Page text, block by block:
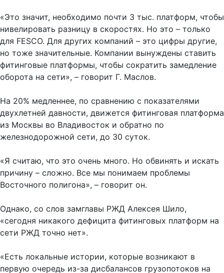
«Это значит, необходимо почти 3 тыс. платформ, чтобы
нивелировать разницу в скоростях. Но это – только
для FESCO. Для других компаний – это цифры другие,
но тоже значительные. Компании вынуждены ставить
фитинговые платформы, чтобы сократить замедление
оборота на сети», – говорит Г. Маслов.
На 20% медленнее, по сравнению с показателями
двухлетней давности, движется фитинговая платформа
из Москвы во Владивосток и обратно по
железнодорожной сети, до 30 суток.
«Я считаю, что это очень много. Но обвинять и искать
причину – сложно. Все мы понимаем проблемы
Восточного полигона», – говорит он.
Однако, со слов замглавы РЖД Алексея Шило,
«сегодня никакого дефицита фитинговых платформ на
сети РЖД точно нет».
«Есть локальные истории, которые возникают в
первую очередь из-за дисбалансов грузопотоков на